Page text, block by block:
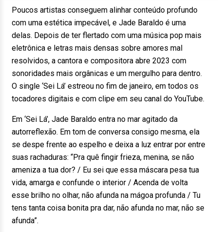
Poucos artistas conseguem alinhar conteúdo profundo
com uma estética impecável, e Jade Baraldo é uma
delas. Depois de ter flertado com uma música pop mais
eletrônica e letras mais densas sobre amores mal
resolvidos, a cantora e compositora abre 2023 com
sonoridades mais orgânicas e um mergulho para dentro.
O single ‘Sei Lá’ estreou no fim de janeiro, em todos os
tocadores digitais e com clipe em seu canal do YouTube.
Em ‘Sei Lá’, Jade Baraldo entra no mar agitado da
autorreflexão. Em tom de conversa consigo mesma, ela
se despe frente ao espelho e deixa a luz entrar por entre
suas rachaduras: “Pra quê fingir frieza, menina, se não
ameniza a tua dor? / Eu sei que essa máscara pesa tua
vida, amarga e confunde o interior / Acenda de volta
esse brilho no olhar, não afunda na mágoa profunda / Tu
tens tanta coisa bonita pra dar, não afunda no mar, não se
afunda”.